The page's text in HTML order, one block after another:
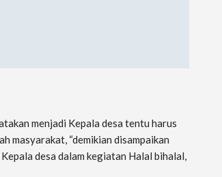
menjadi Kepala desa tentu harus
masyarakat, “demikian disampaikan
desa dalam kegiatan Halal bihalal,